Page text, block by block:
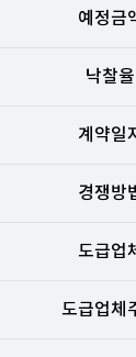
예정금
낙찰율
계약일
경쟁방
도급업체
도급업체